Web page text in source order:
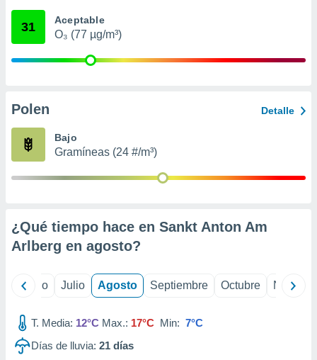
e
publicidad
1199
31 Aceptable
O₃ (77 µg/m³)
Polen Detalle
Bajo
Gramíneas (24 #/m³)
¿Qué tiempo hace en Sankt Anton Am
Arlberg en agosto?
Junio Julio Agosto Septiembre Octubre
T. Media: 12°C Max.: 17°C Min: 7°C
Días de lluvia: 21 días